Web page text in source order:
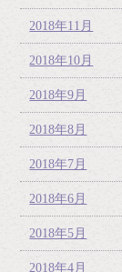
2018年11月
2018年10月
2018年9月
2018年8月
2018年7月
2018年6月
2018年5月
2018年4月